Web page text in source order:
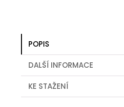
POPIS
DALŠÍ INFORMACE
KE STAŽENÍ